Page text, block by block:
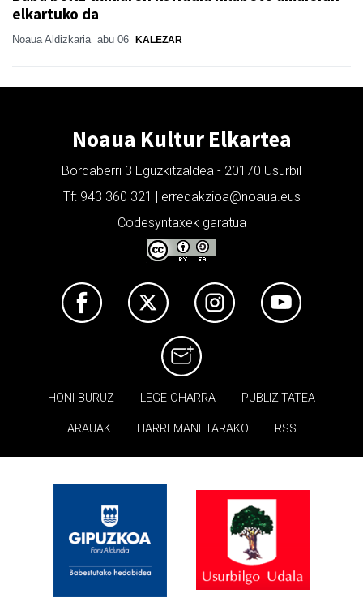
elkartuko da
Noaua Aldizkaria abu 06 KALEZAR
Noaua Kultur Elkartea
Bordaberri 3 Eguzkitzaldea - 20170 Usurbil
Tf: 943 360 321 | erredakzioa@noaua.eus
Codesyntaxek garatua
HONI BURUZ LEGE OHARRA PUBLIZITATEA
ARAUAK HARREMANETARAKO RSS